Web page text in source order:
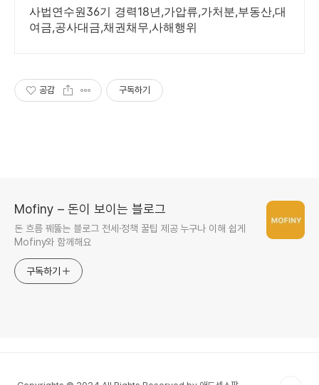
사법연수원36기 경력18년,가압류,가처분,부동산,대
여금,공사대금,채권채무,사해행위
공감 구독하기
Mofiny – 돈이 보이는 블로그
돈 흐름 꿰뚫는 블로그 전세·정책 꿀팁 제공 누구나 이해 쉽게
Mofiny와 함께해요
구독하기